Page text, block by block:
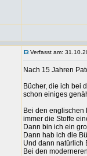
Verfasst am:
Nach 15 Jahren
Bücher, die ich bei
schon einiges
Bei den englischen
immer die Stoffe
Dann bin ich ein
Dann hab ich die
Und dann natürlich
Bei den